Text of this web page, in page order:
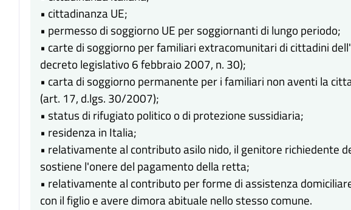
• cittadinanza UE;
• permesso di soggiorno UE per soggiornanti di lungo periodo;
• carte di soggiorno per familiari extracomunitari di cittadini
decreto legislativo 6 febbraio 2007, n. 30);
• carta di soggiorno permanente per i familiari non aventi la
(art. 17, d.lgs. 30/2007);
• status di rifugiato politico o di protezione sussidiaria;
• residenza in Italia;
• relativamente al contributo asilo nido, il genitore richiedente
sostiene l'onere del pagamento della retta;
• relativamente al contributo per forme di assistenza
con il figlio e avere dimora abituale nello stesso comune.